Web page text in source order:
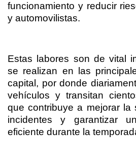
funcionamiento y reducir
y automovilistas.
Estas labores son de vital
se realizan en las
capital, por donde
vehículos y transitan
que contribuye a mejorar la
incidentes y garantizar
eficiente durante la